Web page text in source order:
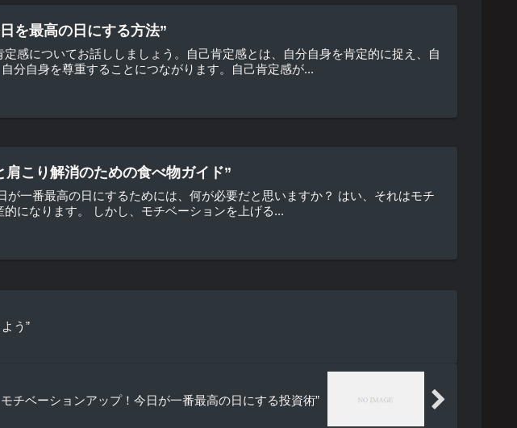
を最高の日にする方法”
感についてお話ししましょう。自己肯定感とは、自分自身を肯定的に捉え、自
分自身を尊重することにつながります。自己肯定感が...
こり解消のための食べ物ガイド”
一番最高の日にするためには、何が必要だと思いますか？ はい、それはモチ
になります。 しかし、モチベーションを上げる...
う”
チベーションアップ！今日が一番最高の日にする投資術”